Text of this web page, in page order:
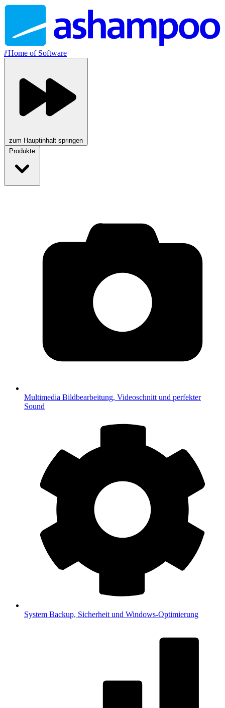
//Home of Software
zum Hauptinhalt springen
Produkte
Multimedia Bildbearbeitung, Videoschnitt und perfekter
Sound
System Backup, Sicherheit und Windows-Optimierung